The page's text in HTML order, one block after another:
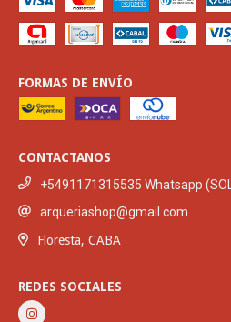
FORMAS DE ENVÍO
CONTACTANOS
+5491171315535 Whatsapp
arqueriashop@gmail.com
Floresta, CABA
REDES SOCIALES